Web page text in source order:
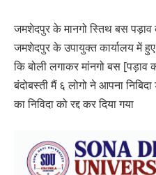
जमशेदपुर के मानगो स्तिथ बस पड़ाव
जमशेदपुर के उपायुक्त कार्यालय में
कि बोली लगाकर मांनगो बस
बंदोबस्ती मैं ६ लोगो ने आपना
का निविदा को रद्द कर दिया गया